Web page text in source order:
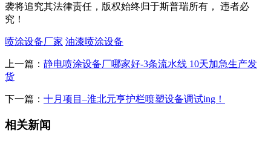
袭将追究其法律责任，版权始终归于斯普瑞所有， 违者必
究！
喷涂设备厂家 油漆喷涂设备
上一篇： 静电喷涂设备厂哪家好-3条流水线 10天加急生产发
货
下一篇： 十月项目–淮北元亨护栏喷塑设备调试ing！
相关新闻